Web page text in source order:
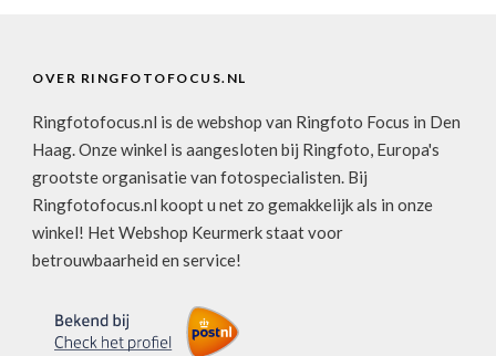
OVER RINGFOTOFOCUS.NL
Ringfotofocus.nl is de webshop van Ringfoto Focus in Den
Haag. Onze winkel is aangesloten bij Ringfoto, Europa's
grootste organisatie van fotospecialisten. Bij
Ringfotofocus.nl koopt u net zo gemakkelijk als in onze
winkel! Het Webshop Keurmerk staat voor
betrouwbaarheid en service!